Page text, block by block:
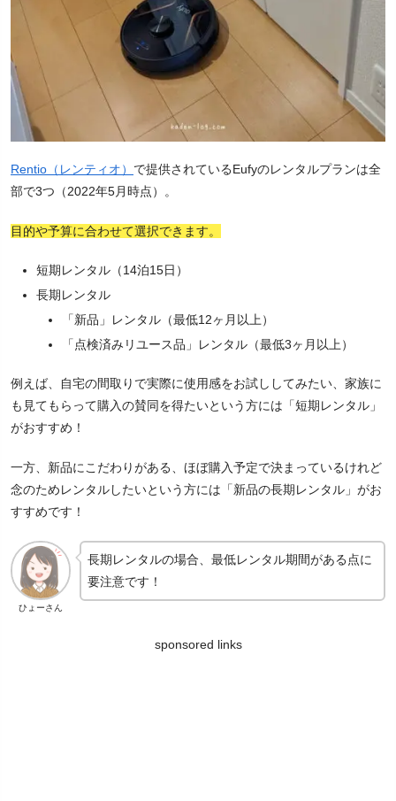
Rentio（レンティオ） で提供されているEufyのレンタルプランは全
部で3つ（2022年5月時点）。
目的や予算に合わせて選択できます。
短期レンタル（14泊15日）
長期レンタル
「新品」レンタル（最低12ヶ月以上）
「点検済みリユース品」レンタル（最低3ヶ月以上）
例えば、自宅の間取りで実際に使用感をお試ししてみたい、家族に
も見てもらって購入の賛同を得たいという方には「短期レンタル」
がおすすめ！
一方、新品にこだわりがある、ほぼ購入予定で決まっているけれど
念のためレンタルしたいという方には「新品の長期レンタル」がお
すすめです！
ひょーさん
長期レンタルの場合、最低レンタル期間がある点に
要注意です！
sponsored links